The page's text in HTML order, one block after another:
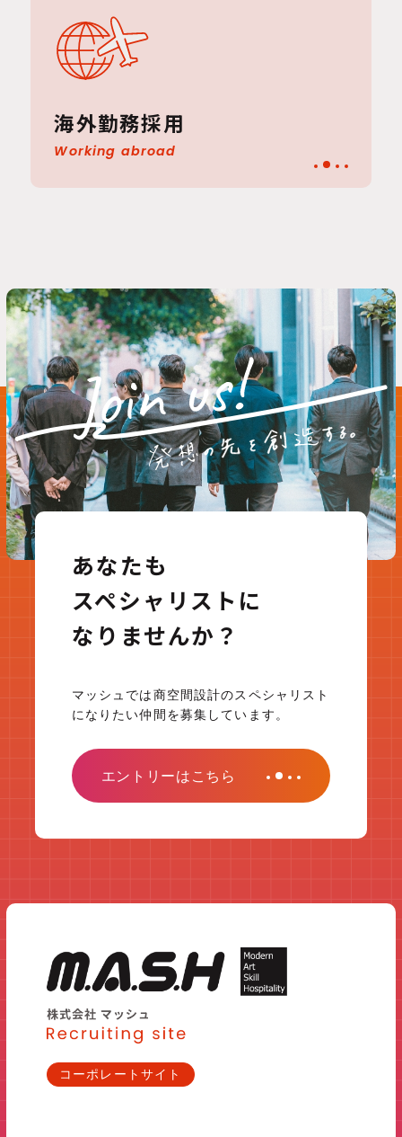
海外勤務採用
Working abroad
あなたも
スペシャリストに
なりませんか？
マッシュでは商空間設計のスペシャリスト
になりたい仲間を募集しています。
エントリーはこちら
コーポレートサイト